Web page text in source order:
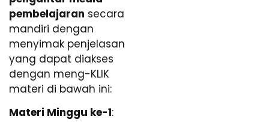
pembelajaran secara
mandiri dengan
menyimak penjelasan
yang dapat diakses
dengan meng-KLIK
materi di bawah ini:
Materi Minggu ke-1: